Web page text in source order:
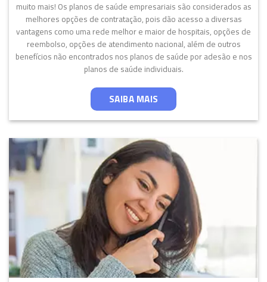
muito mais! Os planos de saúde empresariais são considerados as
melhores opções de contratação, pois dão acesso a diversas
vantagens como uma rede melhor e maior de hospitais, opções de
reembolso, opções de atendimento nacional, além de outros
benefícios não encontrados nos planos de saúde por adesão e nos
planos de saúde individuais.
SAIBA MAIS